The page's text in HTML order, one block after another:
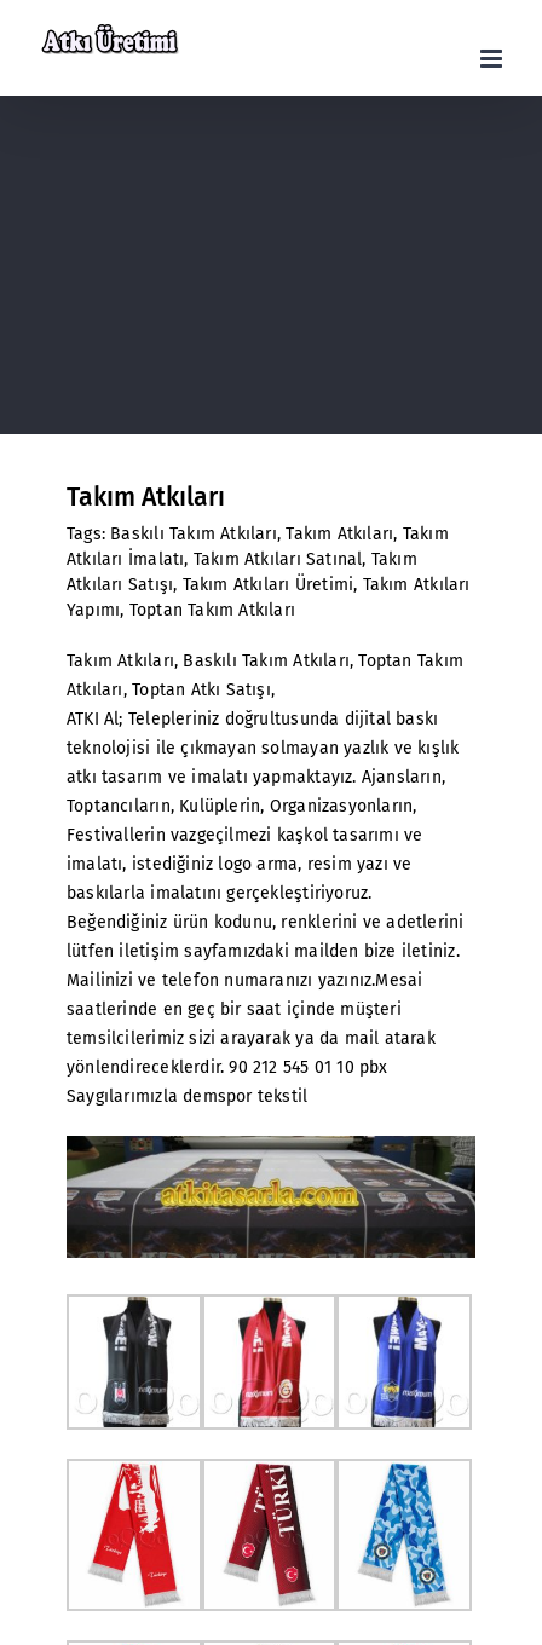
Takım Atkıları
Tags: Baskılı Takım Atkıları,Takım Atkıları, Takım
Atkıları İmalatı, Takım Atkıları Satınal, Takım
Atkıları Satışı, Takım Atkıları Üretimi, Takım Atkıları
Yapımı, Toptan Takım Atkıları
Takım Atkıları, Baskılı Takım Atkıları, Toptan Takım
Atkıları, Toptan Atkı Satışı,
ATKI Al; Telepleriniz doğrultusunda dijital baskı
teknolojisi ile çıkmayan solmayan yazlık ve kışlık
atkı tasarım ve imalatı yapmaktayız. Ajansların,
Toptancıların, Kulüplerin, Organizasyonların,
Festivallerin vazgeçilmezi kaşkol tasarımı ve
imalatı, istediğiniz logo arma, resim yazı ve
baskılarla imalatını gerçekleştiriyoruz.
Beğendiğiniz ürün kodunu, renklerini ve adetlerini
lütfen iletişim sayfamızdaki mailden bize iletiniz.
Mailinizi ve telefon numaranızı yazınız.Mesai
saatlerinde en geç bir saat içinde müşteri
temsilcilerimiz sizi arayarak ya da mail atarak
yönlendireceklerdir. 90 212 545 01 10 pbx
Saygılarımızla demspor tekstil